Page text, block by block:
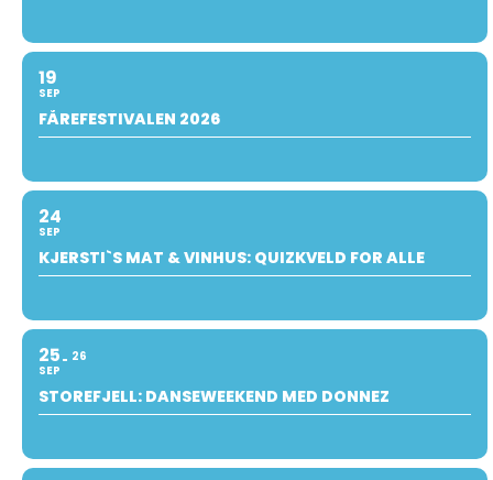
19
SEP
FÅREFESTIVALEN 2026
24
SEP
KJERSTI`S MAT & VINHUS: QUIZKVELD FOR ALLE
25
SEP
26
STOREFJELL: DANSEWEEKEND MED DONNEZ